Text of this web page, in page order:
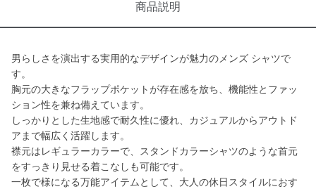
商品説明
男らしさを演出する実用的なデザインが魅力のメンズ シャツで
す。
胸元の大きなフラップポケットが存在感を放ち、機能性とファッ
ション性を兼ね備えています。
しっかりとした生地感で耐久性に優れ、カジュアルからアウトド
アまで幅広く活躍します。
襟元はレギュラーカラーで、スタンドカラーシャツのような首元
をすっきり見せる着こなしも可能です。
一枚で様になる万能アイテムとして、大人の休日スタイルにおす